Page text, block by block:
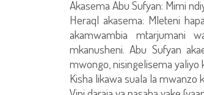
Akasema Abu Sufyan: Mimi
Heraql akasema: Mleteni
akamwambia mtarjumani
mkanusheni. Abu Sufyan
mwongo, nisingelisema yaliyo
Kisha likawa suala la mwanzo